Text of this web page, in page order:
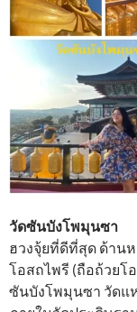
วัดซันบังโพมุนซา
ฮวงจุ้ยที่ดีที่สุด ด้าน
โอสถไพรี (ถือถ้วย
ซันบังโพมุนซา วัดแ